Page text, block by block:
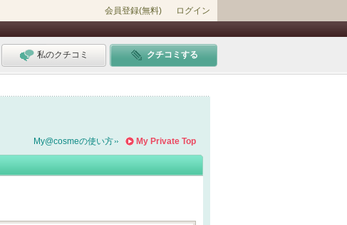
会員登録(無料) ログイン
私のクチコミ クチコミする
My Private Top
My@cosmeの使い方